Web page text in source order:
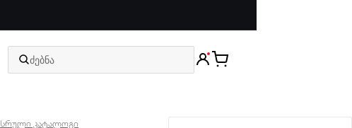
სრული კატალოგი